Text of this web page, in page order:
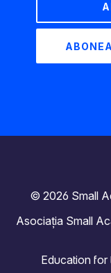
© 2026 Small
Asociația Small
Education for